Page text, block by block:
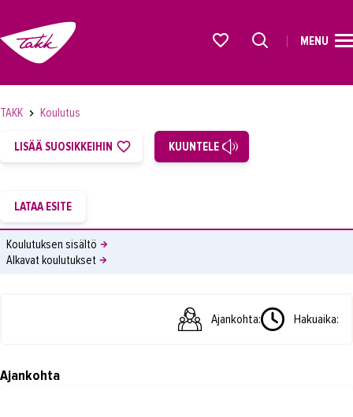
YRITYKSILLE
AJANKOHTAISTA
OMA TAKK
MENU
TAKK Koulutus
LISÄÄ SUOSIKKEIHIN KUUNTELE
Koulutuksen sisältö
Alkavat koulutukset
Ajankohta: Hakuaika:
Ajankohta